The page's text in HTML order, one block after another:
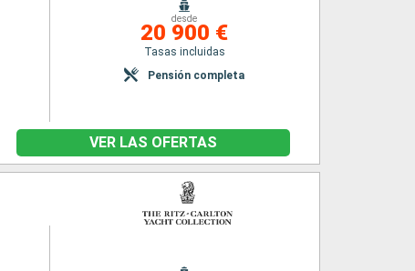
desde
20 900 €
Tasas incluidas
Pensión completa
VER LAS OFERTAS